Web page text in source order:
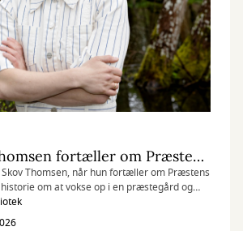
Anne Skov Thomsen fortæller om Præstens - En debutroman med rødder i Vendsyssel
Thomsen, når hun fortæller om Præstens
om at vokse op i en præstegård og